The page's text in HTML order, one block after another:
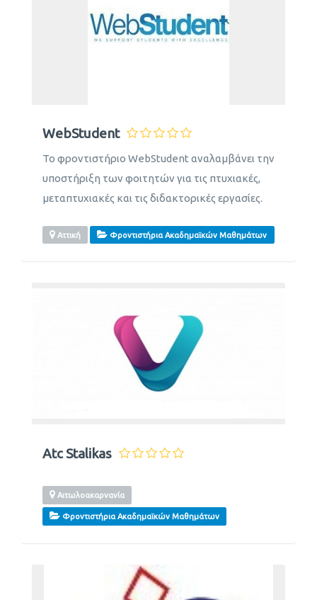
WebStudent
Το φροντιστήριο WebStudent αναλαμβάνει την
υποστήριξη των φοιτητών για τις πτυχιακές,
μεταπτυχιακές και τις διδακτορικές εργασίες.
Αττική Φροντιστήρια Ακαδημαϊκών Μαθημάτων
Atc Stalikas
Αιτωλοακαρνανία
Φροντιστήρια Ακαδημαϊκών Μαθημάτων